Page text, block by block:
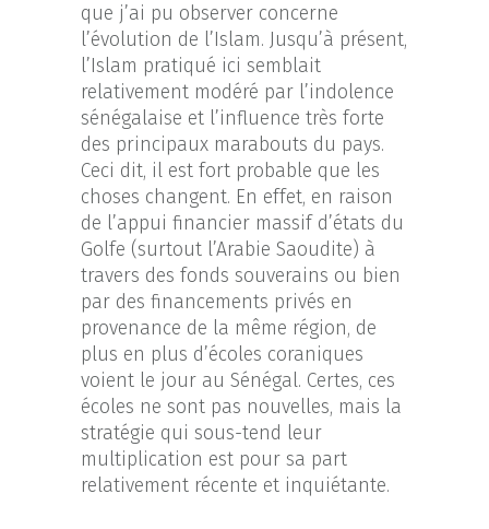
que j’ai pu observer concerne
l’évolution de l’Islam. Jusqu’à présent,
l’Islam pratiqué ici semblait
relativement modéré par l’indolence
sénégalaise et l’influence très forte
des principaux marabouts du pays.
Ceci dit, il est fort probable que les
choses changent. En effet, en raison
de l’appui financier massif d’états du
Golfe (surtout l’Arabie Saoudite) à
travers des fonds souverains ou bien
par des financements privés en
provenance de la même région, de
plus en plus d’écoles coraniques
voient le jour au Sénégal. Certes, ces
écoles ne sont pas nouvelles, mais la
stratégie qui sous-tend leur
multiplication est pour sa part
relativement récente et inquiétante.